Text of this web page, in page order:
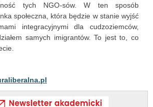
tych NGO-sów. W ten sposób
społeczna, która będzie w stanie wyjść
integracyjnymi dla cudzoziemców,
samych imigrantów. To jest to, co